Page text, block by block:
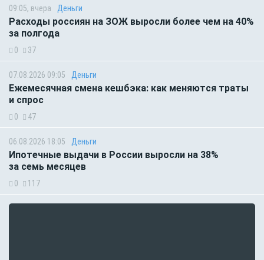
09:05, вчера Деньги
Расходы россиян на ЗОЖ выросли более чем на 40%
за полгода
0 37
07.08.2026 09:05 Деньги
Ежемесячная смена кешбэка: как меняются траты
и спрос
0 47
06.08.2026 18:05 Деньги
Ипотечные выдачи в России выросли на 38%
за семь месяцев
0 117